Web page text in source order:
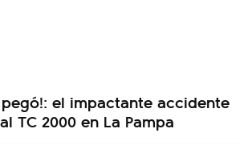
pegó!: el impactante accidente
TC 2000 en La Pampa